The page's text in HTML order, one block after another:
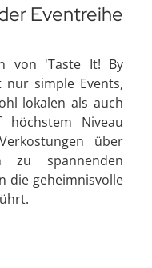
Eventreihe
von 'Taste It! By
simple Events,
lokalen als auch
höchstem Niveau
über
spannenden
die geheimnisvolle